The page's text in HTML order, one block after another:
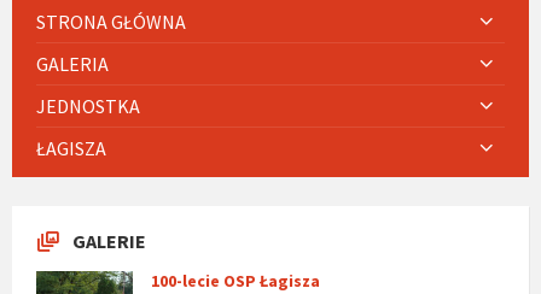
STRONA GŁÓWNA
GALERIA
JEDNOSTKA
ŁAGISZA
GALERIE
100-lecie OSP Łagisza